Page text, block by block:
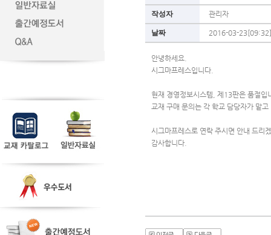
작성자 관리자
날짜 2016-03-23[09:32]
안녕하세요.
시그마프레스입니다.
현재 경영정보시스템, 제13판은 품절입
교재 구매 문의는 각 학교 담당자가 맡고
시그마프레스로 연락 주시면 안내 드리
감사합니다.